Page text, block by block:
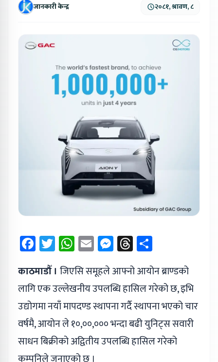
जानकारी केन्द्र २०८१, श्रावण, ८
Facebook
Twitter
WhatsApp
EmailMessenger
Threads
काठमाडौँ । जिएसि समूहले आफ्नो आयोन ब्राण्डको
लागि एक उल्लेखनीय उपलब्धि हासिल गरेको छ, इभि
उद्योगमा नयाँ मापदण्ड स्थापना गर्दै स्थापना भएको चार
वर्षमै, आयोन ले १०,००,००० भन्दा बढी युनिट्स सवारी
साधन बिक्रीको अद्वितीय उपलब्धि हासिल गरेको